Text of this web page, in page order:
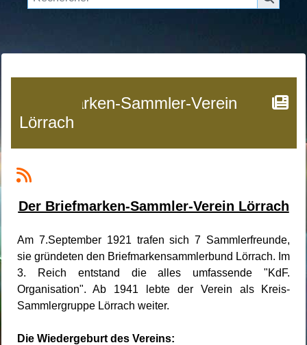
Briefmarken-Sammler-Verein
Lörrach
Der Briefmarken-Sammler-Verein Lörrach
Am 7.September 1921 trafen sich 7 Sammlerfreunde,
sie gründeten den Briefmarkensammlerbund Lörrach. Im
3. Reich entstand die alles umfassende "KdF.
Organisation". Ab 1941 lebte der Verein als Kreis-
Sammlergruppe Lörrach weiter.
Die Wiedergeburt des Vereins: